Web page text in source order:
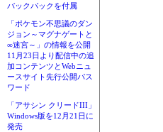
バックパックを付属
「ポケモン不思議のダン
ジョン～マグナゲートと
∞迷宮～」の情報を公開
11月23日より配信中の追
加コンテンツとWebニュ
ースサイト先行公開パス
ワード
「アサシン クリードIII」
Windows版を12月21日に
発売